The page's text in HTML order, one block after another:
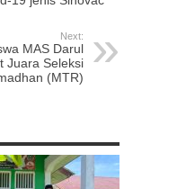
Next:
MAS Darul
Juara Seleksi
(MTR)